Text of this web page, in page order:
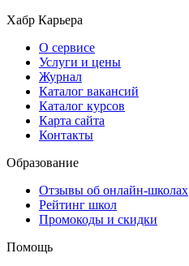
Хабр Карьера
О сервисе
Услуги и цены
Журнал
Каталог вакансий
Каталог курсов
Карта сайта
Контакты
Образование
Отзывы об онлайн-школах
Рейтинг школ
Промокоды и скидки
Помощь